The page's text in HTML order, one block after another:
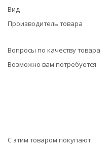
Вид
Производитель товара
Вопросы по качеству товара
Возможно вам потребуется
С этим товаром покупают